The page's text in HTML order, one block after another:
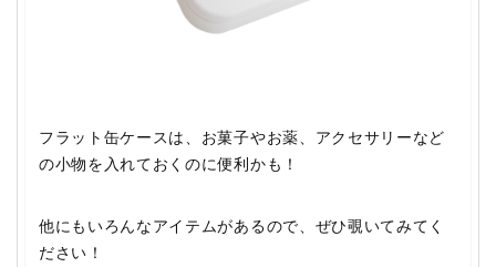
フラット缶ケースは、お菓子やお薬、アクセサリーなど
の小物を入れておくのに便利かも！
他にもいろんなアイテムがあるので、ぜひ覗いてみてく
ださい！